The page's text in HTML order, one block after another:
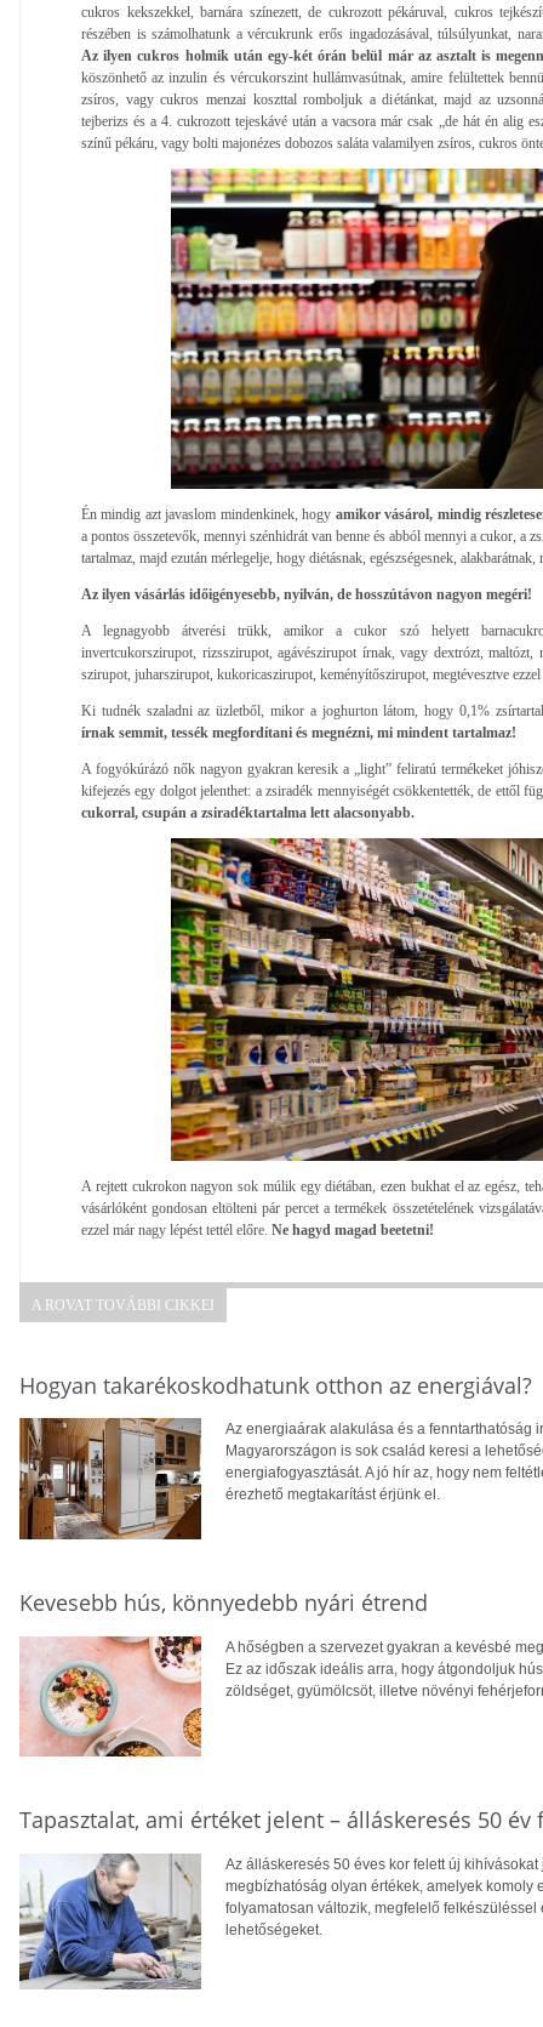
cukros kekszekkel, barnára színezett, de cukrozott pékáruval, cukros
részében is számolhatunk a vércukrunk erős ingadozásával, túlsúlyunkat,
Az ilyen cukros holmik után egy-két órán belül már az asztalt is
köszönhető az inzulin és vércukorszint hullámvasútnak, amire felültettek
zsíros, vagy cukros menzai koszttal romboljuk a diétánkat, majd az
tejberizs és a 4. cukrozott tejeskávé után a vacsora már csak „de hát én alig
színű pékáru, vagy bolti majonézes dobozos saláta valamilyen zsíros, cukros
Én mindig azt javaslom mindenkinek, hogy amikor vásárol, mindig
a pontos összetevők, mennyi szénhidrát van benne és abból mennyi a cukor, a
tartalmaz, majd ezután mérlegelje, hogy diétásnak, egészségesnek,
Az ilyen vásárlás időigényesebb, nyilván, de hosszútávon nagyon megéri!
A legnagyobb átverési trükk, amikor a cukor szó helyett
invertcukorszirupot, rizsszirupot, agávészirupot írnak, vagy dextrózt, maltózt,
szirupot, juharszirupot, kukoricaszirupot, keményítőszirupot, megtévesztve
Ki tudnék szaladni az üzletből, mikor a joghurton látom, hogy 0,1%
írnak semmit, tessék megfordítani és megnézni, mi mindent tartalmaz!
A fogyókúrázó nők nagyon gyakran keresik a „light” feliratú termékeket
kifejezés egy dolgot jelenthet: a zsiradék mennyiségét csökkentették, de ettől
cukorral, csupán a zsiradéktartalma lett alacsonyabb.
A rejtett cukrokon nagyon sok múlik egy diétában, ezen bukhat el az egész,
vásárlóként gondosan eltölteni pár percet a termékek összetételének
ezzel már nagy lépést tettél előre. Ne hagyd magad beetetni!
A ROVAT TOVÁBBI CIKKEI
Hogyan takarékoskodhatunk otthon az energiával?
Az energiaárak alakulása és a fenntarthatóság
Magyarországon is sok család keresi a
energiafogyasztását. A jó hír az, hogy nem
érezhető megtakarítást érjünk el.
Kevesebb hús, könnyedebb nyári étrend
A hőségben a szervezet gyakran a kevésbé
Ez az időszak ideális arra, hogy átgondoljuk
zöldséget, gyümölcsöt, illetve növényi
Tapasztalat, ami értéket jelent – álláskeresés 50 év
Az álláskeresés 50 éves kor felett új
megbízhatóság olyan értékek, amelyek komoly
folyamatosan változik, megfelelő
lehetőségeket.